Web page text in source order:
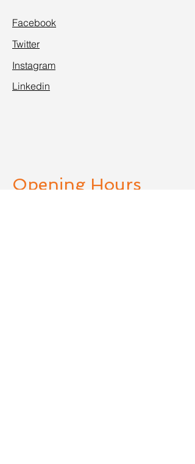
Facebook
Twitter
Instagram
Linkedin
Opening Hours